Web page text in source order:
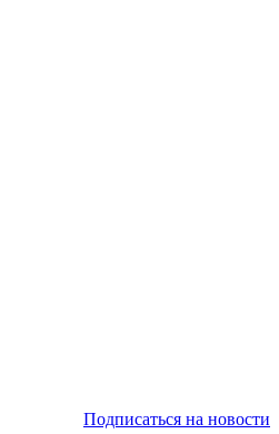
Подписаться на новости